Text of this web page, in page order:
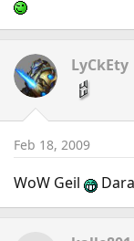
LyCkEty
Feb 18, 2009
WoW Geil